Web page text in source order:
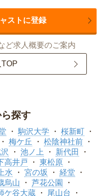
ストに登録
ど求人概要のご案内
探す
駒沢大学
桜新町
梅ケ丘
松陰神社前
池ノ上
新代田
高井戸
東松原
水 宮の坂
経堂
烏山
芦花公園
ケ谷大蔵 尾山台